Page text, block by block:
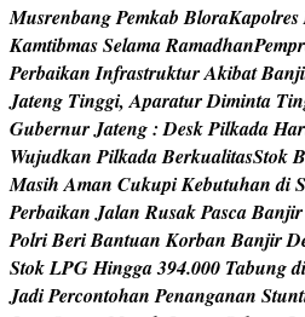
MusrenbangPemkab BloraKapolres
KamtibmasSelamaRamadhanPempr
Perbaikan InfrastrukturAkibatBanji
Jateng Tinggi, AparaturDiminta Tin
GubernurJateng: DeskPilkadaHar
Wujudkan PilkadaBerkualitasStokB
Masih Aman CukupiKebutuhan diS
Perbaikan Jalan RusakPascaBanjir
PolriBeriBantuan Korban BanjirD
StokLPGHingga394.000 Tabungdi
JadiPercontohan Penanganan Stunt